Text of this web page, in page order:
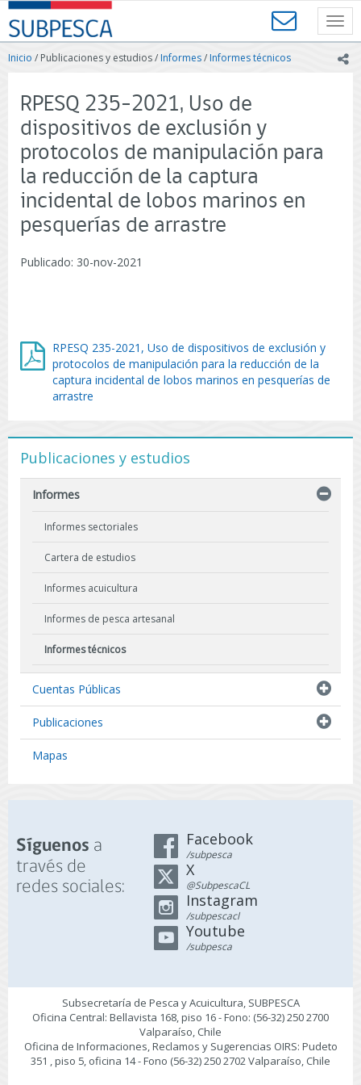
Contenido
principal
SUBPESCA
-
Subsecretaría
Acuicultura
-
Gobierno
de
Chile
Inicio / Publicaciones y estudios /Informes/Informes técnicos
RPESQ 235-2021, Uso de
dispositivos de exclusión y
protocolos de manipulación para
la reducción de la captura
incidental de lobos marinos en
pesquerías de arrastre
Publicado: 30-nov-2021
RPESQ 235-2021, Uso de dispositivos de exclusión y
protocolos de manipulación para la reducción de la
captura incidental de lobos marinos en pesquerías de
arrastre
Publicaciones y estudios
Informes
Informes sectoriales
Cartera de estudios
Informes acuicultura
Informes de pesca artesanal
Informes técnicos
Resultados de Pescas de Investigación
Cuentas Públicas
Publicaciones
Mapas
Síguenos a
través de
redes sociales:
Facebook
/subpesca
X
@SubpescaCL
Instagram
/subpescacl
Youtube
/subpesca
Subsecretaría de Pesca y Acuicultura, SUBPESCA
Oficina Central: Bellavista 168, piso 16 - Fono: (56-32) 250 2700
Valparaíso, Chile
Oficina de Informaciones, Reclamos y Sugerencias OIRS: Pudeto
351 , piso 5, oficina 14 - Fono (56-32) 250 2702 Valparaíso, Chile